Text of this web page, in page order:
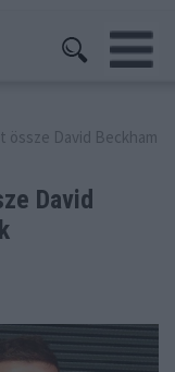
össze David Beckham
David